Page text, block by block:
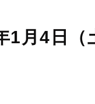
1月4日（